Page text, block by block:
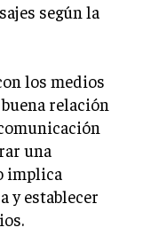
CLIENTE
según la
los medios
relación
una
implica
y establecer